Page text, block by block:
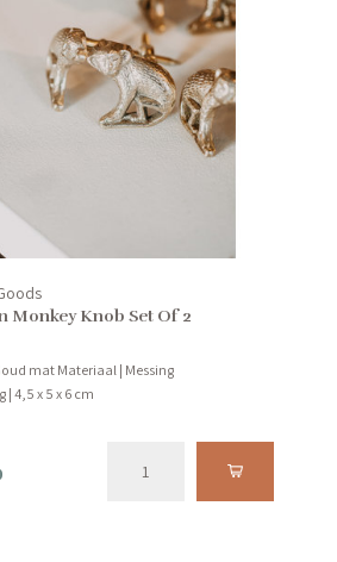
Monkey Knob Set Of 2
mat Materiaal | Messing
| 4,5 x 5 x 6 cm